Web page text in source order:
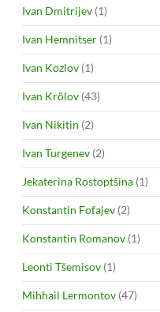
Ivan Dmitrijev (1)
Ivan Hemnitser (1)
Ivan Kozlov (1)
Ivan Krõlov (43)
Ivan Nikitin (2)
Ivan Turgenev (2)
Jekaterina Rostoptšina (1)
Konstantin Fofajev (2)
Konstantin Romanov (1)
Leonti Tšemisov (1)
Mihhail Lermontov (47)